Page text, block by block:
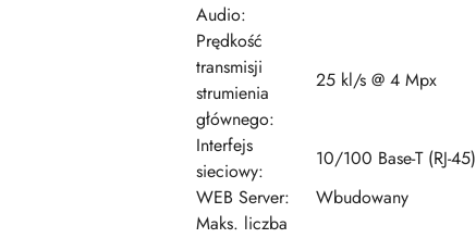
Audio:
Prędkość
transmisji
strumienia
głównego:
25 kl/s @ 4 Mpx
Interfejs
sieciowy:
10/100 Base-T (RJ-45)
WEB Server:
Wbudowany
Maks. liczba